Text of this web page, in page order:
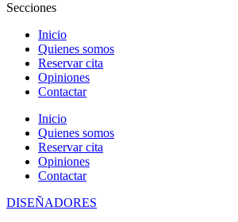
Secciones
Inicio
Quienes somos
Reservar cita
Opiniones
Contactar
Inicio
Quienes somos
Reservar cita
Opiniones
Contactar
DISEÑADORES